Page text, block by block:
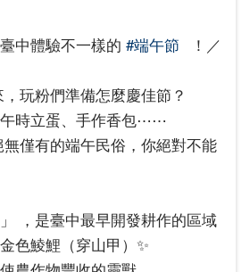
中體驗不一樣的 #端午節 ！／
玩粉們準備怎麼慶佳節？
時立蛋、手作香包⋯⋯
僅有的端午民俗，你絕對不能
，是臺中最早開發耕作的區域
色鯪鯉（穿山甲）✨